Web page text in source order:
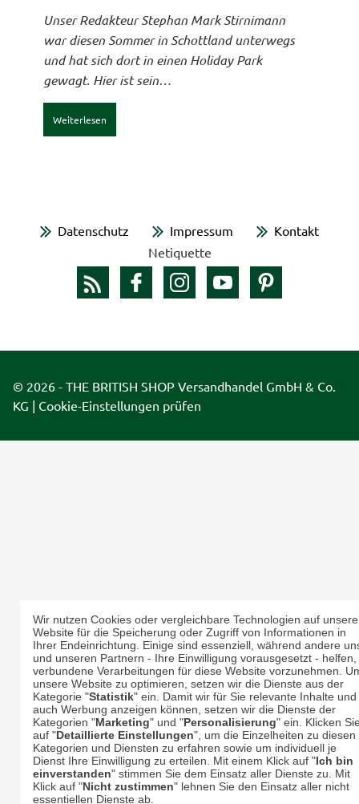
Wir nutzen Cookies oder vergleichbare Technologien auf
Website für die Speicherung oder Zugriff von Informationen in
Ihrer Endeinrichtung. Einige sind essenziell, während andere
und unseren Partnern - Ihre Einwilligung vorausgesetzt - helfen,
verbundene Verarbeitungen für diese Website vorzunehmen.
unsere Website zu optimieren, setzen wir die Dienste aus der
Kategorie "Statistik" ein. Damit wir für Sie relevante Inhalte und
auch Werbung anzeigen können, setzen wir die Dienste der
Kategorien "Marketing" und "Personalisierung" ein. Klicken
auf "Detaillierte Einstellungen", um die Einzelheiten zu diesen
Kategorien und Diensten zu erfahren sowie um individuell je
Dienst Ihre Einwilligung zu erteilen. Mit einem Klick auf "Ich bin
einverstanden" stimmen Sie dem Einsatz aller Dienste zu. Mit
Klick auf "Nicht zustimmen" lehnen Sie den Einsatz aller nicht
essentiellen Dienste ab.
Unser Redakteur Stephan Mark Stirnimann
war diesen Sommer in Schottland unterwegs
und hat sich dort in einen Holiday Park
gewagt. Hier ist sein…
Weiterlesen
Datenschutz Impressum
Kontakt
Netiquette
© 2026 - THE BRITISH SHOP Versandhandel GmbH & Co.
KG | Cookie-Einstellungen prüfen